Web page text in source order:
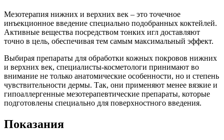
Мезотерапия нижних и верхних век – это точечное
инъекционное введение специально подобранных коктейлей.
Активные вещества посредством тонких игл доставляют
точно в цель, обеспечивая тем самым максимальный эффект.
Выбирая препараты для обработки кожных покровов нижних
и верхних век, специалисты-косметологи принимают во
внимание не только анатомические особенности, но и степень
чувствительности дермы. Так, они применяют менее вязкие и
гипоаллергенные мезотерапевтические препараты, которые
подготовлены специально для поверхностного введения.
Показания